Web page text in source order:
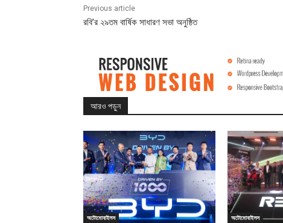
Previous article
রবি’র ২৯তম বার্ষিক সাধারণ সভা অনুষ্ঠিত
আরও পড়ুন
অটোমোবাইলস অটোমোবাইলস